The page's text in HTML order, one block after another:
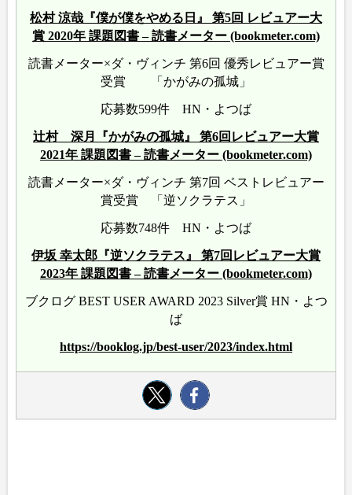
松村 涼哉『僕が僕をやめる日』 第5回 レビュアー大
賞 2020年 課題図書 – 読書メーター (bookmeter.com)
読書メーター×ダ・ヴィンチ 第6回 優秀レビュアー賞
受賞 「かがみの孤城」
応募数599件 HN・よつば
辻村 深月『かがみの孤城』 第6回レビュアー大賞
2021年 課題図書 – 読書メーター (bookmeter.com)
読書メーター×ダ・ヴィンチ 第7回 ベストレビュアー
賞受賞 「逆ソクラテス」
応募数748件 HN・よつば
伊坂 幸太郎『逆ソクラテス』 第7回レビュアー大賞
2023年 課題図書 – 読書メーター (bookmeter.com)
ブクログ BEST USER AWARD 2023 Silver賞 HN・よつ
ば
https://booklog.jp/best-user/2023/index.html